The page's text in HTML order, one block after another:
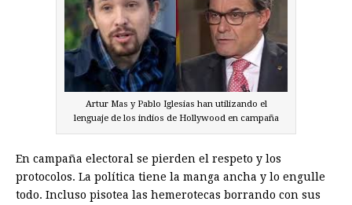
Artur Mas y Pablo Iglesias han utilizando el
lenguaje de los indios de Hollywood en campaña
En campaña electoral se pierden el respeto y los
protocolos. La política tiene la manga ancha y lo engulle
todo. Incluso pisotea las hemerotecas borrando con sus